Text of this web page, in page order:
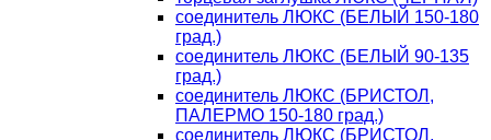
соединитель ЛЮКС (БЕЛЫЙ 150-180
град.)
соединитель ЛЮКС (БЕЛЫЙ 90-135
град.)
соединитель ЛЮКС (БРИСТОЛ,
ПАЛЕРМО 150-180 град.)
соединитель ЛЮКС (БРИСТОЛ,